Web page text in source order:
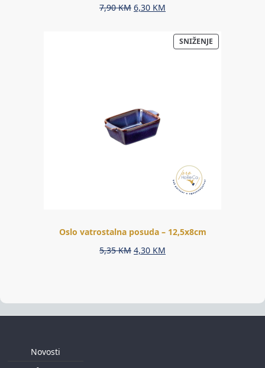
7,90KM Original
6,30 KM
6,30 KM.
SNIŽENJEPROIZVOD
NA
Oslo vatrostalna posuda – 12,5x8cm
5,35KM Original
4,30 KM
Novosti